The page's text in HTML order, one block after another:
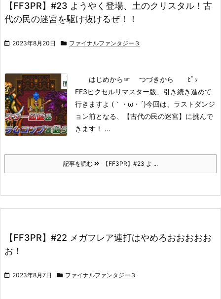
【FF3PR】#23 ようやく登場、土のクリスタル！古
代の民の迷宮を駆け抜けるぜ！！
2023年8月20日 ファイナルファンタジー３
はじめから☞ つづきから ﾋﾟｯ
FF3ピクセルリマスター版、引き続き進めて
行きますよ (｀・ω・´)今回は、ラストダンジ
ョン前となる、【古代の民の迷宮】に挑んで
きます！ ...
記事を読む 【FF3PR】#23 よ ...
【FF3PR】#22 メガフレア連打はやめろおおおおお
お！
2023年8月7日 ファイナルファンタジー３